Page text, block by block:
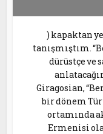
) kapaktan
tanışmıştım.
dürüstçe
Giragosian,
bir dönem
ortamında
Ermenisi